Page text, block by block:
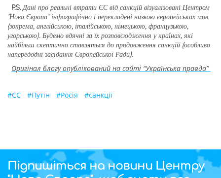
P.S. Дані про реальні втрати ЄС від санкцій візуалізовані Центром
“Нова Європа” інфографічно і перекладені низкою європейських мов
(зокрема, англійською, італійською, німецькою, французькою,
угорською). Будемо вдячні за їх розповсюдження у країнах, які
найбільш скептично ставляться до продовження санкцій (особливо
напередодні засідання Європейської Ради).
Оригінал блогу опублікований на сайті “Українська правда”
#ЄС #Путін #Росія #санкції
Підпишіться на новини Центру